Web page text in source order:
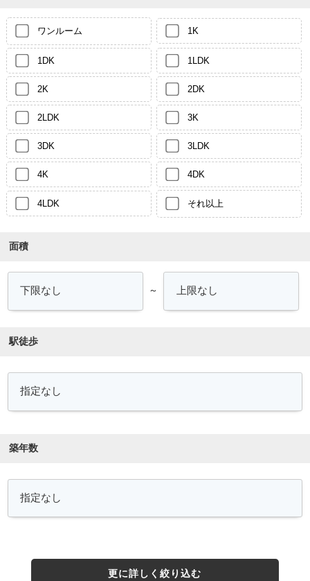
ワンルーム 1K
1DK 1LDK
2K 2DK
2LDK 3K
3DK 3LDK
4K 4DK
4LDK それ以上
面積
～
駅徒歩
築年数
更に詳しく絞り込む